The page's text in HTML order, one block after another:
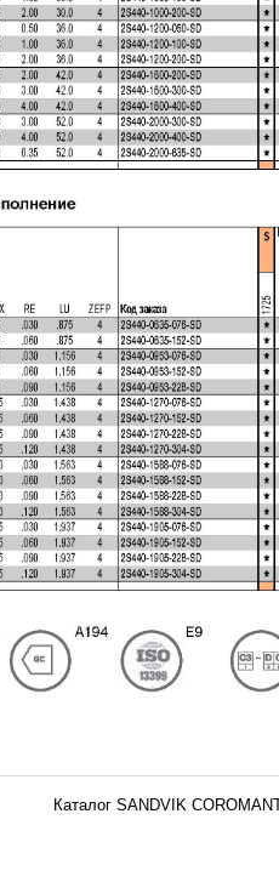
Каталог SANDVIK